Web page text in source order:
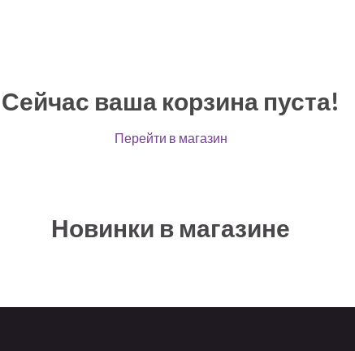
Сейчас ваша корзина пуста!
Перейти в магазин
Новинки в магазине